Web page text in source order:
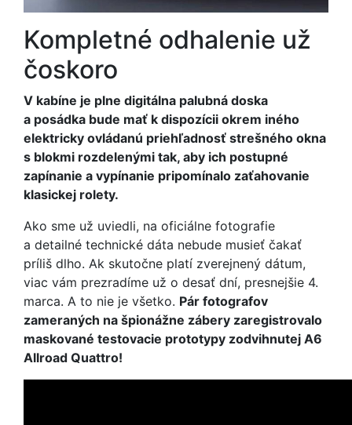
Kompletné odhalenie už
čoskoro
V kabíne je plne digitálna palubná doska
a posádka bude mať k dispozícii okrem iného
elektricky ovládanú priehľadnosť strešného okna
s blokmi rozdelenými tak, aby ich postupné
zapínanie a vypínanie pripomínalo zaťahovanie
klasickej rolety.
Ako sme už uviedli, na oficiálne fotografie
a detailné technické dáta nebude musieť čakať
príliš dlho. Ak skutočne platí zverejnený dátum,
viac vám prezradíme už o desať dní, presnejšie 4.
marca. A to nie je všetko. Pár fotografov
zameraných na špionážne zábery zaregistrovalo
maskované testovacie prototypy zodvihnutej A6
Allroad Quattro!